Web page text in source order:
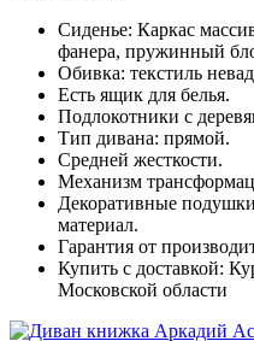
Сиденье: Каркас
фанера, пружинный
Обивка: текстиль
Есть ящик для белья.
Подлокотники с
Тип дивана: прямой.
Средней жесткости.
Механизм
Декоративные
материал.
Гарантия от
Купить с доставкой:
Московской области